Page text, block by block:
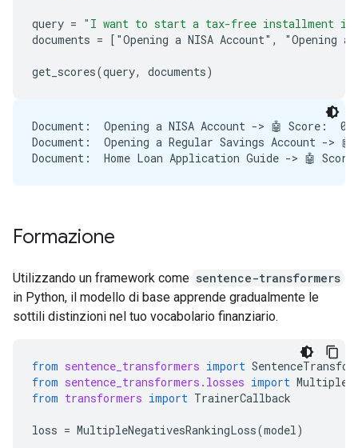
query = "I want to start a tax-free installment
documents = [ "Opening a NISA Account", "Opening
get_scores(query, documents)
Document:  Opening a NISA Account -> 🤖 Score:
Document:  Opening a Regular Savings Account ->
Formazione
Utilizzando un framework come sentence-transformers
in Python, il modello di base apprende gradualmente le
sottili distinzioni nel tuo vocabolario finanziario.
from sentence_transformers import
from sentence_transformers.losses import
from transformers import TrainerCallback
loss = MultipleNegativesRankingLoss(model)